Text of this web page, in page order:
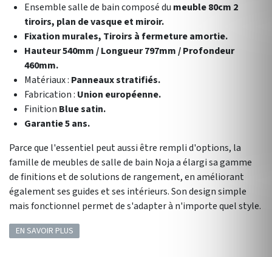
Ensemble salle de bain composé du meuble 80cm 2
tiroirs, plan de vasque et miroir.
Fixation murales, Tiroirs à fermeture amortie.
Hauteur 540mm / Longueur 797mm / Profondeur
460mm.
Matériaux : Panneaux stratifiés.
Fabrication : Union européenne.
Finition Blue satin.
Garantie 5 ans.
Parce que l'essentiel peut aussi être rempli d'options, la
famille de meubles de salle de bain Noja a élargi sa gamme
de finitions et de solutions de rangement, en améliorant
également ses guides et ses intérieurs. Son design simple
mais fonctionnel permet de s'adapter à n'importe quel style.
EN SAVOIR PLUS